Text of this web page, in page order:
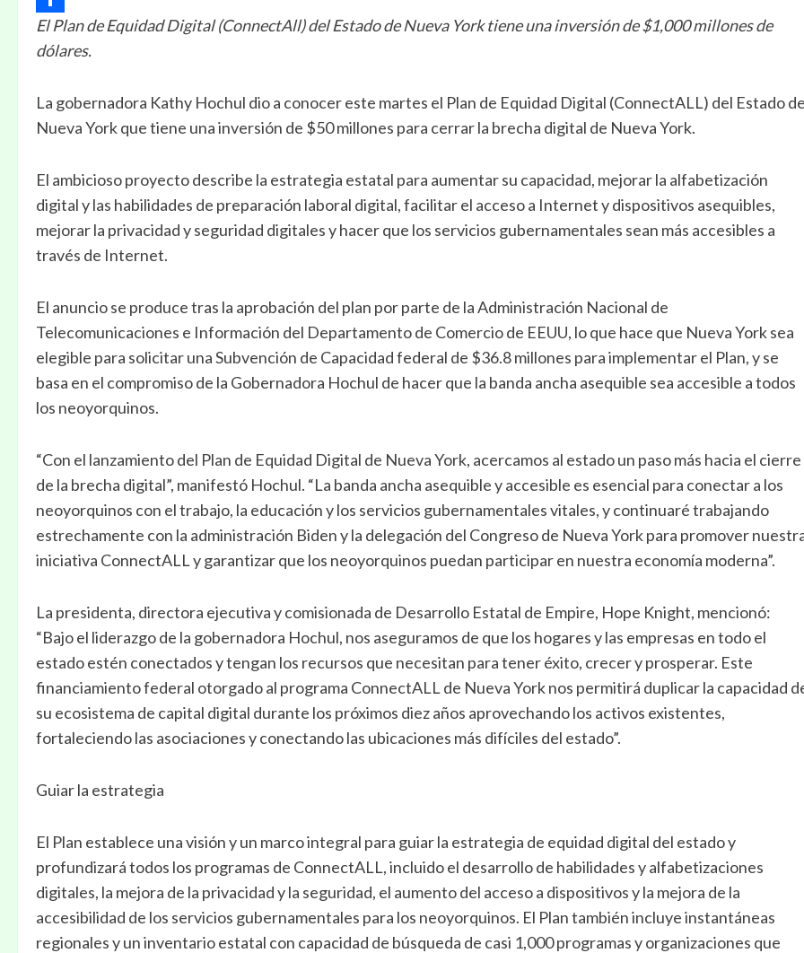
Compartir
El Plan de Equidad Digital (ConnectAll) del Estado de Nueva York tiene una inversión de $1,000 millones de
dólares.
La gobernadora Kathy Hochul dio a conocer este martes el Plan de Equidad Digital (ConnectALL) del Estado de
Nueva York que tiene una inversión de $50 millones para cerrar la brecha digital de Nueva York.
El ambicioso proyecto describe la estrategia estatal para aumentar su capacidad, mejorar la alfabetización
digital y las habilidades de preparación laboral digital, facilitar el acceso a Internet y dispositivos asequibles,
mejorar la privacidad y seguridad digitales y hacer que los servicios gubernamentales sean más accesibles a
través de Internet.
El anuncio se produce tras la aprobación del plan por parte de la Administración Nacional de
Telecomunicaciones e Información del Departamento de Comercio de EEUU, lo que hace que Nueva York sea
elegible para solicitar una Subvención de Capacidad federal de $36.8 millones para implementar el Plan, y se
basa en el compromiso de la Gobernadora Hochul de hacer que la banda ancha asequible sea accesible a todos
los neoyorquinos.
“Con el lanzamiento del Plan de Equidad Digital de Nueva York, acercamos al estado un paso más hacia el cierre
de la brecha digital”, manifestó Hochul. “La banda ancha asequible y accesible es esencial para conectar a los
neoyorquinos con el trabajo, la educación y los servicios gubernamentales vitales, y continuaré trabajando
estrechamente con la administración Biden y la delegación del Congreso de Nueva York para promover
iniciativa ConnectALL y garantizar que los neoyorquinos puedan participar en nuestra economía moderna”.
La presidenta, directora ejecutiva y comisionada de Desarrollo Estatal de Empire, Hope Knight, mencionó:
“Bajo el liderazgo de la gobernadora Hochul, nos aseguramos de que los hogares y las empresas en todo el
estado estén conectados y tengan los recursos que necesitan para tener éxito, crecer y prosperar. Este
financiamiento federal otorgado al programa ConnectALL de Nueva York nos permitirá duplicar la capacidad
su ecosistema de capital digital durante los próximos diez años aprovechando los activos existentes,
fortaleciendo las asociaciones y conectando las ubicaciones más difíciles del estado”.
Guiar la estrategia
El Plan establece una visión y un marco integral para guiar la estrategia de equidad digital del estado y
profundizará todos los programas de ConnectALL, incluido el desarrollo de habilidades y alfabetizaciones
digitales, la mejora de la privacidad y la seguridad, el aumento del acceso a dispositivos y la mejora de la
accesibilidad de los servicios gubernamentales para los neoyorquinos. El Plan también incluye instantáneas
regionales y un inventario estatal con capacidad de búsqueda de casi 1,000 programas y organizaciones que